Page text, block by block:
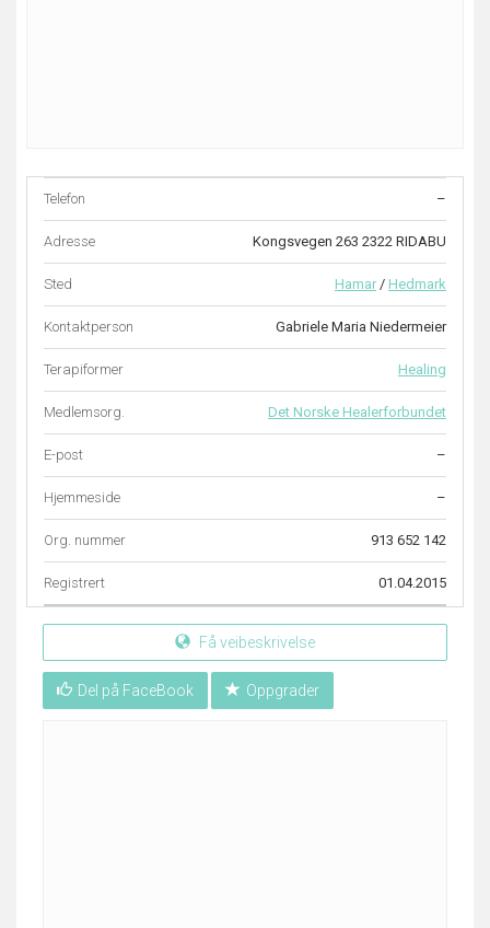
Telefon –
Adresse Kongsvegen 263 2322 RIDABU
Sted Hamar / Hedmark
Kontaktperson Gabriele Maria Niedermeier
Terapiformer Healing
Medlemsorg. Det Norske Healerforbundet
E-post –
Hjemmeside –
Org. nummer 913 652 142
Registrert 01.04.2015
Få veibeskrivelse
Del på FaceBook Oppgrader